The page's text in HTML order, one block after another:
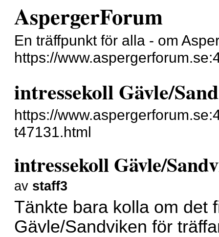
AspergerForum
En träffpunkt för alla - om
https://
intressekoll Gävle/
https://
t47131.html
intressekoll Gävle/
av staff3
Tänkte bara kolla om det
Gävle/Sandviken för